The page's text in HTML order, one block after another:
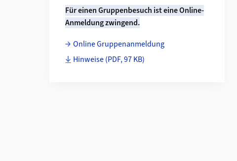
Für einen Gruppenbesuch ist eine Online-
Anmeldung zwingend.
Online Gruppenanmeldung
Hinweise(PDF, 97 KB)